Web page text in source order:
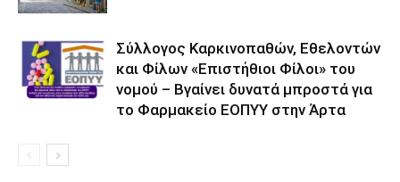
Σύλλογος Καρκινοπαθών, Εθελοντών
και Φίλων «Επιστήθιοι Φίλοι» του
νομού – Βγαίνει δυνατά μπροστά για
το Φαρμακείο ΕΟΠΥΥ στην Άρτα